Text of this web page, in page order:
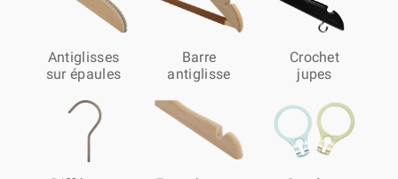
Antiglisses
sur épaules
Barre
antiglisse
Crochet
jupes